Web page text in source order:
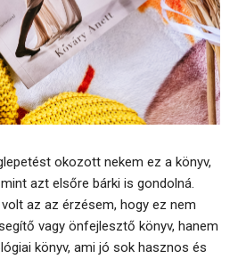
okozott nekem ez a könyv,
azt elsőre bárki is gondolná.
az az érzésem, hogy ez nem
vagy önfejlesztő könyv, hanem
könyv, ami jó sok hasznos és